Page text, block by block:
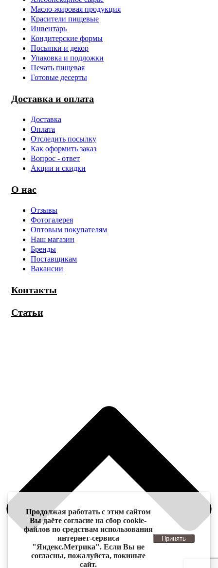
Масло-жировая продукция
Красители пищевые
Инвентарь
Кондитерские формы
Посыпки и декор
Упаковка и подложки
Печать пищевая
Готовые десерты
Доставка и оплата
Доставка
Оплата
Отследить посылку
Как оформить заказ
Вопрос - ответ
Акции и скидки
О нас
Отзывы
Фотогалерея
Оптовым покупателям
Наш магазин
Бренды
Поставщикам
Вакансии
Контакты
Статьи
Продолжая работать с этим сайтом
Вы даёте согласие на сбор cookie-
файлов по средствам использования
интернет-сервиса
"Яндекс.Метрика". Если Вы не
согласны, пожалуйста, покиньте
сайт.
Принять